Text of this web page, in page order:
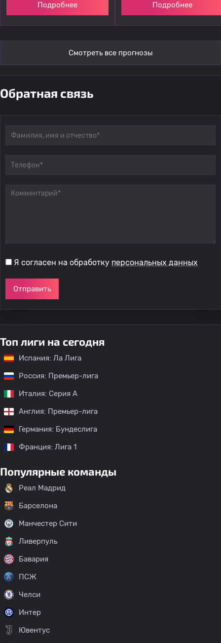
Подробнее Подробнее
Смотреть все прогнозы
Обратная связь
Я согласен на обработку персональных данных
Отправить
Топ лиги на сегодня
Испания: Ла Лига
Россия: Премьер-лига
Италия: Серия А
Англия: Премьер-лига
Германия: Бундеслига
Франция: Лига 1
Популярные команды
Реал Мадрид
Барселона
Манчестер Сити
Ливерпуль
Бавария
ПСЖ
Челси
Интер
Ювентус